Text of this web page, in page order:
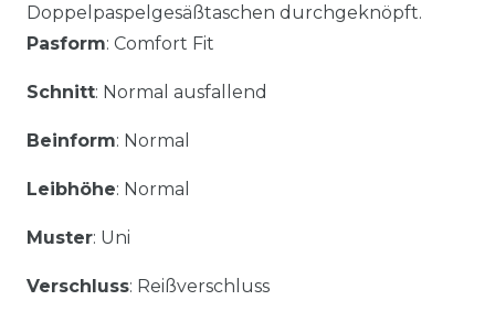
Doppelpaspelgesäßtaschen durchgeknöpft.
Pasform: Comfort Fit
Schnitt: Normal ausfallend
Beinform: Normal
Leibhöhe: Normal
Muster: Uni
Verschluss: Reißverschluss